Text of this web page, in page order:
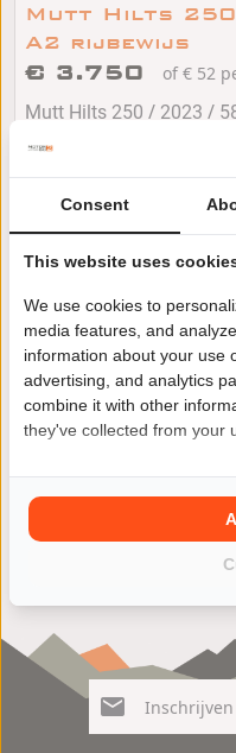
Mutt Hilts
A2 rijbewijs
€ 3.750
of € 52
Mutt Hilts 250 / 2023 /
Jij wilt een andere
Hilts 250 dan ben je
maar ook van veel
motoroccasion
van zowel particulieren
Consent
This website uses
We use cookies to
media features, and
information about your use
advertising, and analytics
combine it with other
they've collected from your